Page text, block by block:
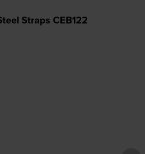
Straps CEB122